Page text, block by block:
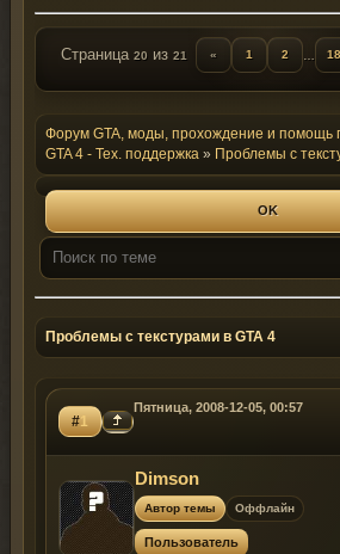
Страница 20 из 21 « 1 2 18
Форум GTA, моды, прохождение и помощь
GTA 4 - Тех. поддержка » Проблемы с
Проблемы с текстурами в GTA 4
#1
Пятница, 2008-12-05, 00:57
Dimson
Автор темы Оффлайн
Пользователь